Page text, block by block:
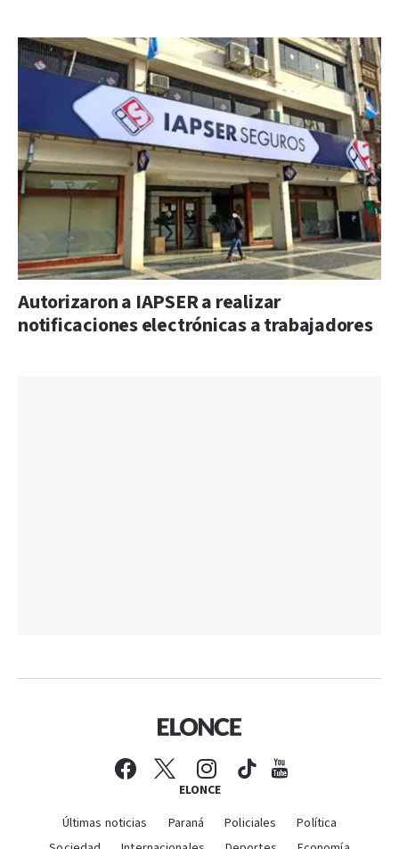
Autorizaron a IAPSER a realizar
notificaciones electrónicas a trabajadores
ELONCE
Últimas noticias Paraná Policiales
Política